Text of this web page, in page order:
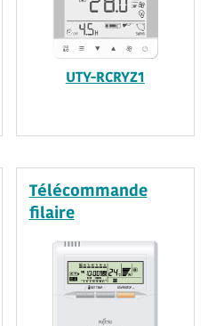
UTY-RCRYZ1
Télécommande
filaire